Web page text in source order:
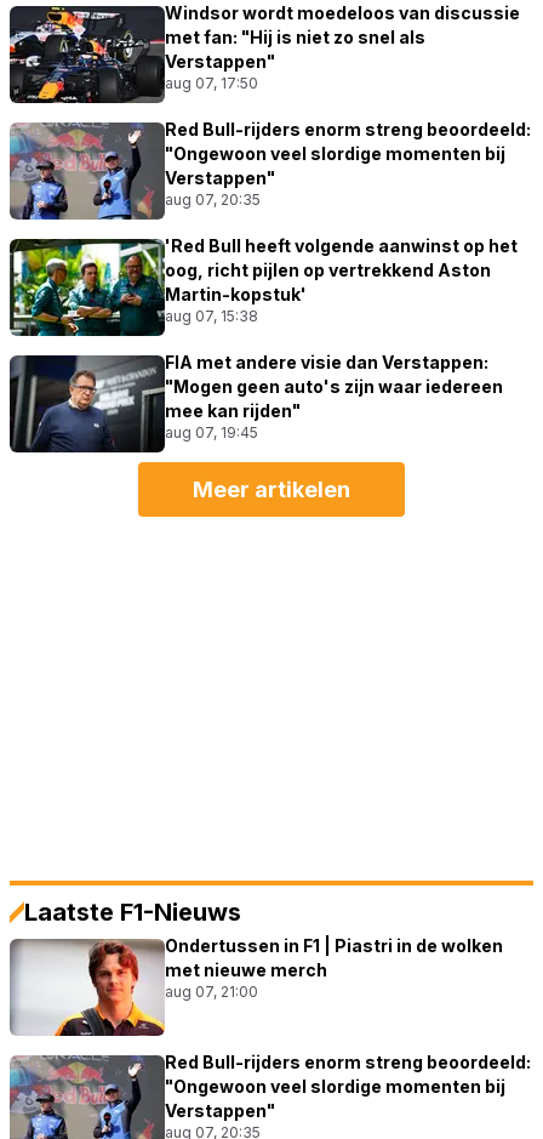
Windsor wordt moedeloos van discussie
met fan: "Hij is niet zo snel als
Verstappen"
aug 07, 17:50
Red Bull-rijders enorm streng beoordeeld:
"Ongewoon veel slordige momenten bij
Verstappen"
aug 07, 20:35
'Red Bull heeft volgende aanwinst op het
oog, richt pijlen op vertrekkend Aston
Martin-kopstuk'
aug 07, 15:38
FIA met andere visie dan Verstappen:
"Mogen geen auto's zijn waar iedereen
mee kan rijden"
aug 07, 19:45
Meer artikelen
Laatste F1-Nieuws
Ondertussen in F1 | Piastri in de wolken
met nieuwe merch
aug 07, 21:00
Red Bull-rijders enorm streng beoordeeld:
"Ongewoon veel slordige momenten bij
Verstappen"
aug 07, 20:35